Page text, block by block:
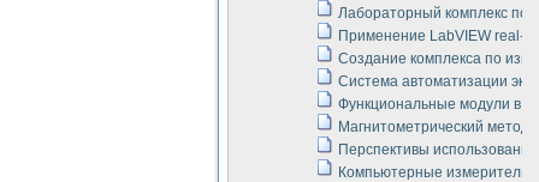
Лабораторный комплекс по
Применение LabVIEW real-
Создание комплекса по
Система автоматизации
Функциональные модули в
Магнитометрический метод
Перспективы
Компьютерные